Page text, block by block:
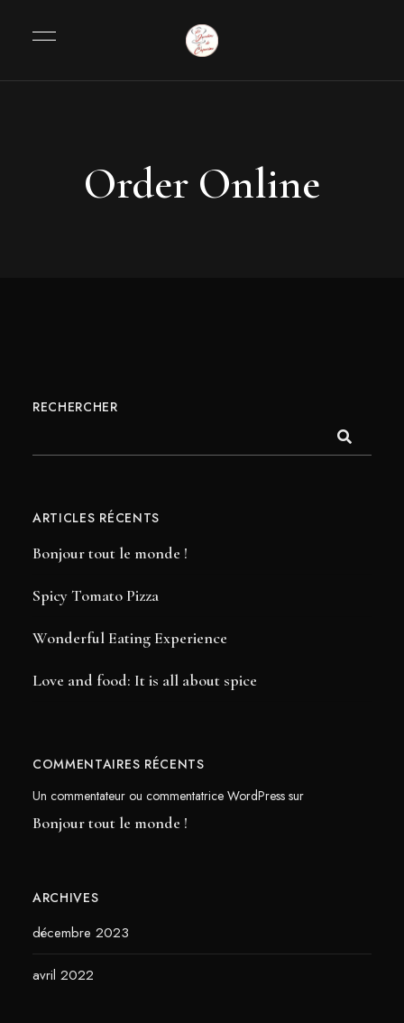
Order Online
RECHERCHER
ARTICLES RÉCENTS
Bonjour tout le monde !
Spicy Tomato Pizza
Wonderful Eating Experience
Love and food: It is all about spice
COMMENTAIRES RÉCENTS
Un commentateur ou commentatrice WordPresssur
Bonjour tout le monde !
ARCHIVES
décembre 2023
avril 2022